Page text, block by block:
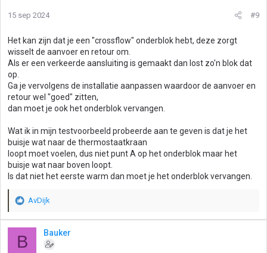
15 sep 2024 #9
Het kan zijn dat je een "crossflow" onderblok hebt, deze zorgt
wisselt de aanvoer en retour om.
Als er een verkeerde aansluiting is gemaakt dan lost zo'n blok dat
op.
Ga je vervolgens de installatie aanpassen waardoor de aanvoer en
retour wel "goed" zitten,
dan moet je ook het onderblok vervangen.
Wat ik in mijn testvoorbeeld probeerde aan te geven is dat je het
buisje wat naar de thermostaatkraan
loopt moet voelen, dus niet punt A op het onderblok maar het
buisje wat naar boven loopt.
Is dat niet het eerste warm dan moet je het onderblok vervangen.
W
a
d
AvDijk
B Bauker